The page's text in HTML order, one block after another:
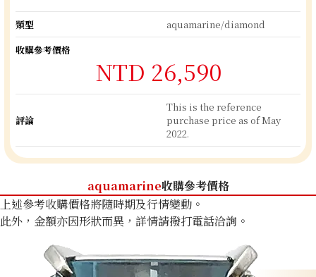
類型
aquamarine/diamond
收購參考價格
NTD 26,590
評論
This is the reference
purchase price as of May
2022.
aquamarine收購參考價格
上述參考收購價格將隨時期及行情變動。
此外，金額亦因形狀而異，詳情請撥打電話洽詢。